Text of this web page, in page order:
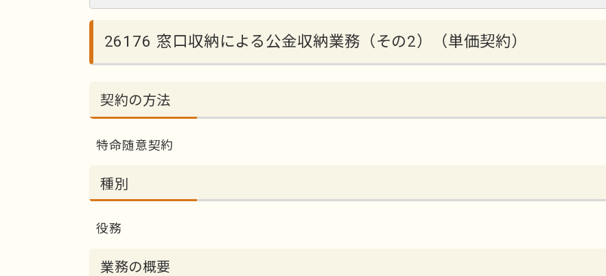
26176 窓口収納による公金収納業務（その2）（単価契約）
契約の方法
特命随意契約
種別
役務
業務の概要